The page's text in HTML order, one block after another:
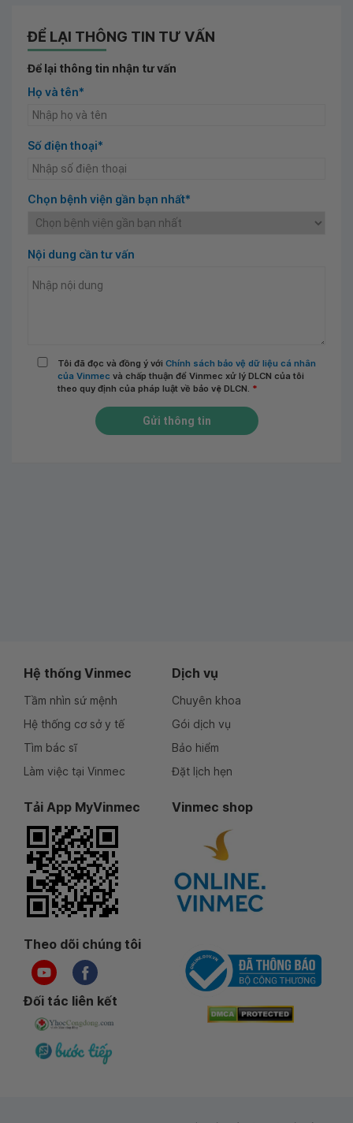
ĐỂ LẠI THÔNG TIN TƯ VẤN
Để lại thông tin nhận tư vấn
Họ và tên*
Số điện thoại*
Chọn bệnh viện gần bạn nhất*
Nội dung cần tư vấn
Tôi đã đọc và đồng ý với Chính sách bảo vệ dữ liệu cá nhân
của Vinmec và chấp thuận để Vinmec xử lý DLCN của tôi
theo quy định của pháp luật về bảo vệ DLCN. *
Gửi thông tin
Hệ thống Vinmec
Tầm nhìn sứ mệnh
Hệ thống cơ sở y tế
Tìm bác sĩ
Làm việc tại Vinmec
Dịch vụ
Chuyên khoa
Gói dịch vụ
Bảo hiểm
Đặt lịch hẹn
Tải App MyVinmec Vinmec shop
Theo dõi chúng tôi
Đối tác liên kết